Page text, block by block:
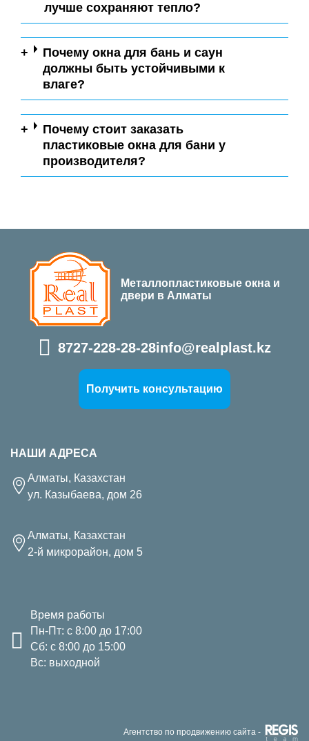
лучше сохраняют тепло?
Почему окна для бань и саун
должны быть устойчивыми к
влаге?
Почему стоит заказать
пластиковые окна для бани у
производителя?
Металлопластиковые окна и
двери в Алматы
8727-228-28-28info@realplast.kz
Получить консультацию
НАШИ АДРЕСА
Алматы, Казахстан
ул. Казыбаева, дом 26
Алматы, Казахстан
2-й микрорайон, дом 5
Время работы
Пн-Пт: с 8:00 до 17:00
Сб: с 8:00 до 15:00
Вс: выходной
Агентство по продвижению сайта -